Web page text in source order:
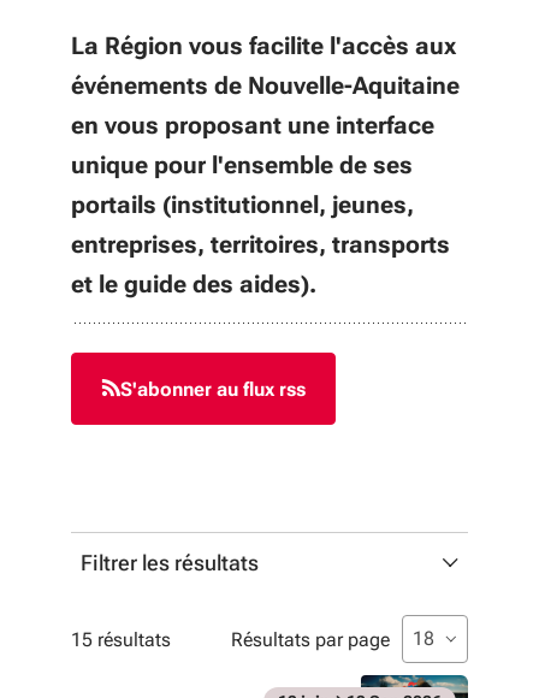
La Région vous facilite l'accès aux
événements de Nouvelle-Aquitaine
en vous proposant une interface
unique pour l'ensemble de ses
portails (institutionnel, jeunes,
entreprises, territoires, transports
et le guide des aides).
S'abonner au flux rss
Filtrer les résultats
Profils
Liste multisélection. Utilisez les flèches pour
15 résultats Résultats par page Liste de
sélectionné
18